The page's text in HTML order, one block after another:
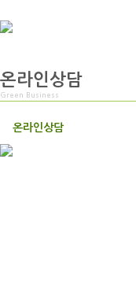
온라인상담
Green Business
온라인상담